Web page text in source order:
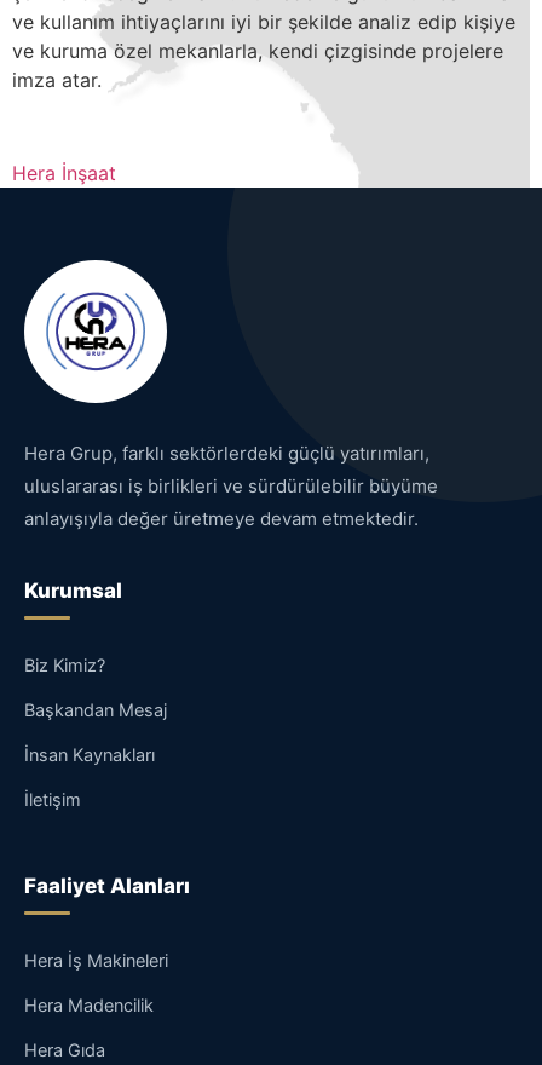
ve kullanım ihtiyaçlarını iyi bir şekilde analiz edip kişiye
ve kuruma özel mekanlarla, kendi çizgisinde projelere
imza atar.
Hera İnşaat
Hera Grup, farklı sektörlerdeki güçlü yatırımları,
uluslararası iş birlikleri ve sürdürülebilir büyüme
anlayışıyla değer üretmeye devam etmektedir.
Kurumsal
Biz Kimiz?
Başkandan Mesaj
İnsan Kaynakları
İletişim
Faaliyet Alanları
Hera İş Makineleri
Hera Madencilik
Hera Gıda